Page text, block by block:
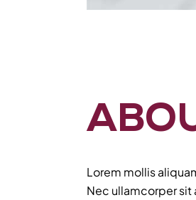
Lorem mollis
Nec ullamcorper sit